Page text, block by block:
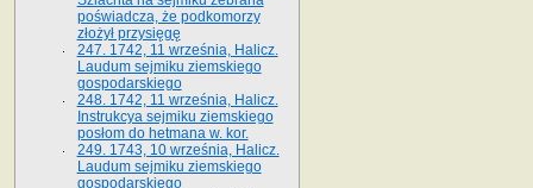
poświadcza, że podkomorzy
złożył przysięgę
247. 1742, 11 września, Halicz.
Laudum sejmiku ziemskiego
gospodarskiego
248. 1742, 11 września, Halicz.
Instrukcya sejmiku ziemskiego
posłom do hetmana w. kor.
249. 1743, 10 września, Halicz.
Laudum sejmiku ziemskiego
gospodarskiego